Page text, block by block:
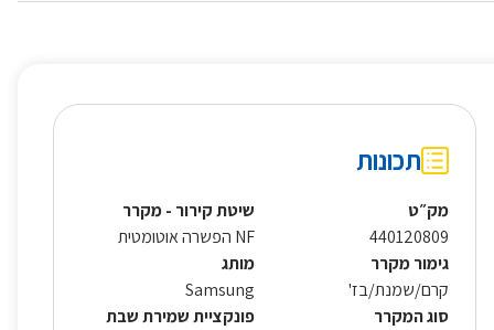
תכונות
מק״ט
440120809
שיטת קירור - מקרר
NF הפשרה אוטומטית
גימור מקרר
קרם/שמנת/בז'
מותג
Samsung
סוג המקרר
פונקציית שמירת שבת